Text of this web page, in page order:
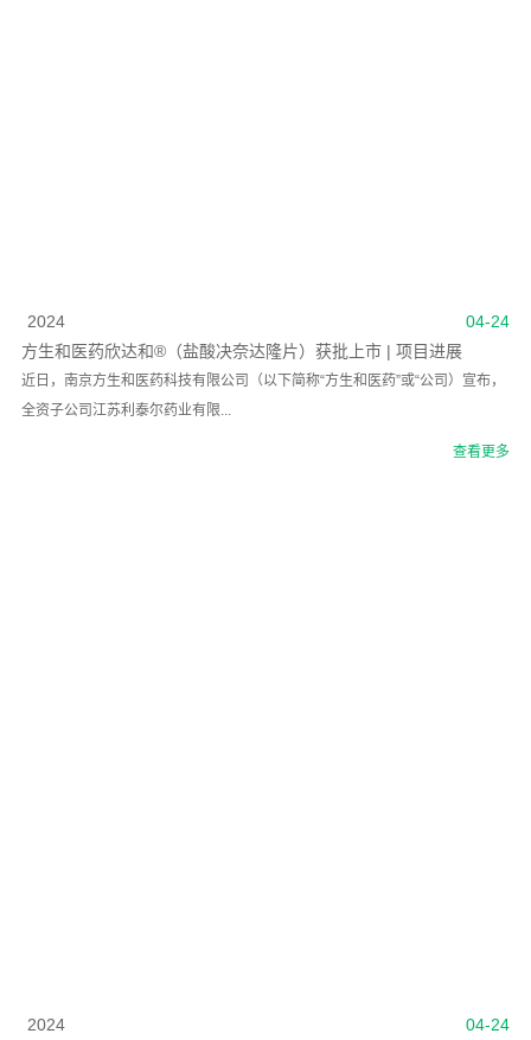
04-24
2024
​方生和医药欣达和®（盐酸决奈达隆片）获批上市 | 项目进展
近日，南京方生和医药科技有限公司（以下简称“方生和医药”或“公司）宣布，
全资子公司江苏利泰尔药业有限...
查看更多
04-24
2024